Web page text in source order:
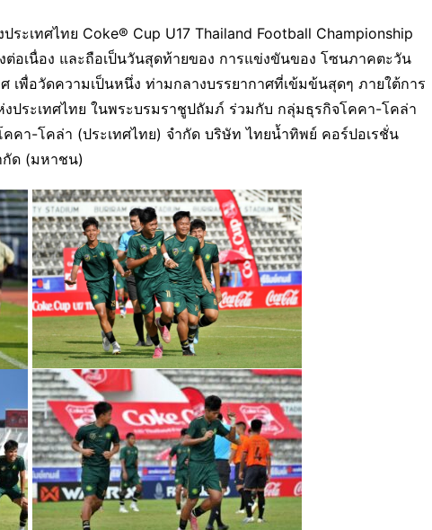
ะเทศไทย Coke® Cup U17 Thailand Football Championship
อเนื่อง และถือเป็นวันสุดท้ายของ การแข่งขันของ โซนภาคตะวัน
เพื่อวัดความเป็นหนึ่ง ท่ามกลางบรรยากาศที่เข้มข้นสุดๆ ภายใต้การ
ประเทศไทย ในพระบรมราชูปถัมภ์ ร่วมกับ กลุ่มธุรกิจโคคา-โคล่า
คา-โคล่า (ประเทศไทย) จำกัด บริษัท ไทยน้ำทิพย์ คอร์ปอเรชั่น
ด (มหาชน)